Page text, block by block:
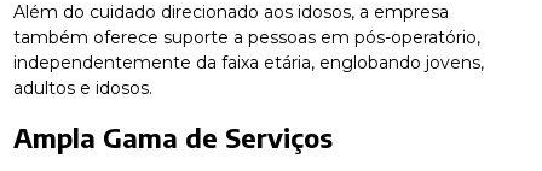
Além do cuidado direcionado aos idosos, a empresa
também oferece suporte a pessoas em pós-operatório,
independentemente da faixa etária, englobando jovens,
adultos e idosos.
Ampla Gama de Serviços